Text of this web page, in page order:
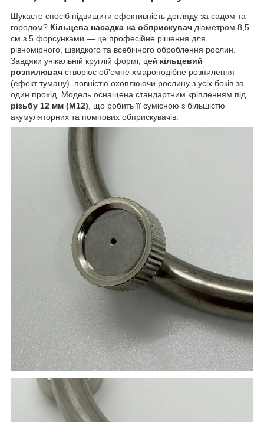
Шукаєте спосіб підвищити ефективність догляду за садом та
городом? Кільцева насадка на обприскувач діаметром 8,5
см з 5 форсунками — це професійне рішення для
рівномірного, швидкого та всебічного оброблення рослин.
Завдяки унікальній круглій формі, цей кільцевий
розпилювач створює об'ємне хмароподібне розпилення
(ефект туману), повністю охоплюючи рослину з усіх боків за
один прохід. Модель оснащена стандартним кріпленням під
різьбу 12 мм (М12), що робить її сумісною з більшістю
акумуляторних та помпових обприскувачів.